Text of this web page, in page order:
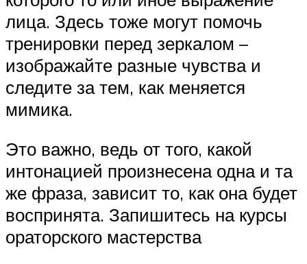
лица. Здесь тоже могут помочь
тренировки перед зеркалом –
изображайте разные чувства и
следите за тем, как меняется
мимика.
Это важно, ведь от того, какой
интонацией произнесена одна и та
же фраза, зависит то, как она будет
воспринята. Запишитесь на курсы
ораторского мастерства